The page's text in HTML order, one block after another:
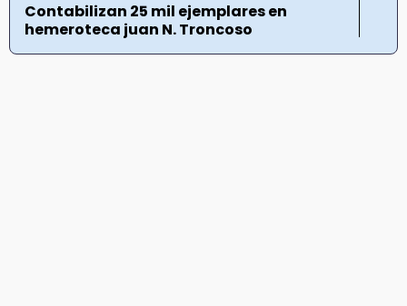
Contabilizan 25 mil ejemplares en
hemeroteca juan N. Troncoso